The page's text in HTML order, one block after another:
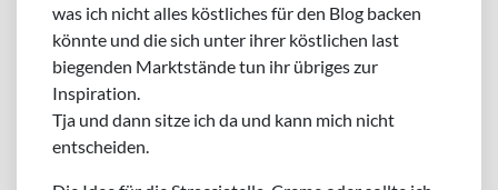
was ich nicht alles köstliches für den Blog backen
könnte und die sich unter ihrer köstlichen last
biegenden Marktstände tun ihr übriges zur
Inspiration.
Tja und dann sitze ich da und kann mich nicht
entscheiden.